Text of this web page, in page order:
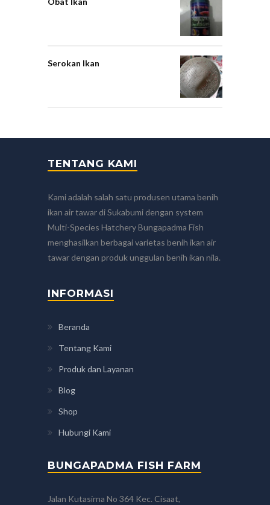
Serokan Ikan
TENTANG KAMI
Kami adalah salah satu produsen utama benih
ikan air tawar di Sukabumi dengan system
Multi-Species Hatchery Bungapadma Fish
menghasilkan berbagai varietas benih ikan air
tawar dengan produk unggulan benih ikan nila.
INFORMASI
Beranda
Tentang Kami
Produk dan Layanan
Blog
Shop
Hubungi Kami
BUNGAPADMA FISH FARM
Jalan Kutasirna No 364 Kec. Cisaat,